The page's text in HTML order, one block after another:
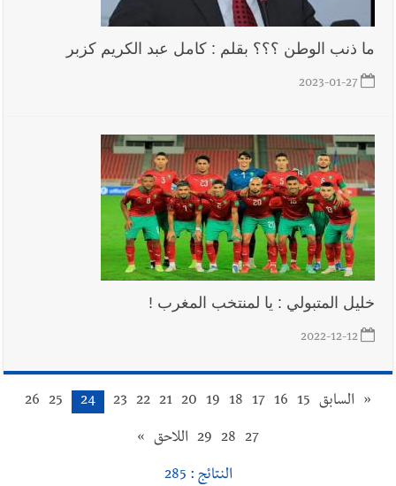
ما ذنب الوطن ؟؟؟ بقلم : كامل عبد الكريم كزبر
2023-01-27
خليل المتبولي : يا لمنتخب المغرب !
2022-12-12
« السابق 15
16
17
18
19
20
21
22
23
24
25
26
27
28
29 اللاحق »
النتائج : 285